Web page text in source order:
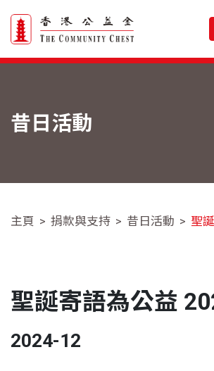
昔日活動
主頁 捐款與支持 昔日活動 聖
聖誕寄語為公益
2024-12